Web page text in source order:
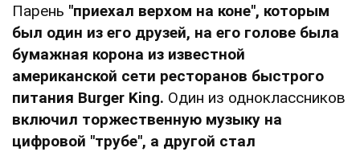
Парень "приехал верхом на коне", которым
был один из его друзей, на его голове была
бумажная корона из известной
американской сети ресторанов быстрого
питания Burger King. Один из одноклассников
включил торжественную музыку на
цифровой "трубе", а другой стал